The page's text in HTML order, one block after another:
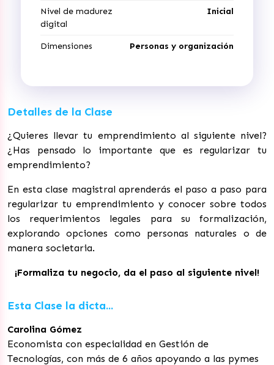
Nivel de madurez
digital
Inicial
Dimensiones Personas y organización
Detalles de la Clase
¿Quieres llevar tu emprendimiento al siguiente nivel?
¿Has pensado lo importante que es regularizar tu
emprendimiento?
En esta clase magistral aprenderás el paso a paso para
regularizar tu emprendimiento y conocer sobre todos
los requerimientos legales para su formalización,
explorando opciones como personas naturales o de
manera societaria.
¡Formaliza tu negocio, da el paso al siguiente nivel!
Esta Clase la dicta...
Carolina Gómez
Economista con especialidad en Gestión de
Tecnologías, con más de 6 años apoyando a las pymes